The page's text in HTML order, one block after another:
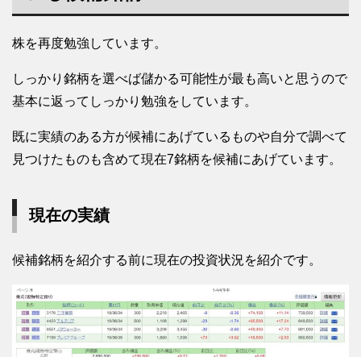
株を再度勉強しています。
しっかり銘柄を選べば儲かる可能性が最も高いと思うので
基本に返ってしっかり勉強をしています。
既に実績のある方が候補にあげているものや自分で調べて
見つけたものも含めて現在7銘柄を候補にあげています。
現在の実績
候補銘柄を紹介する前に現在の投資状況を紹介です。